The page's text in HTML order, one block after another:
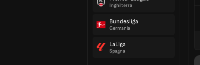
Inghilterra
Bundesliga
Germania
LaLiga
Spagna